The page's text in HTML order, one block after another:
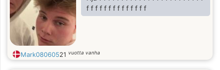
f f f f f f f f f f f f f f
Mark08060521 vuotta vanha